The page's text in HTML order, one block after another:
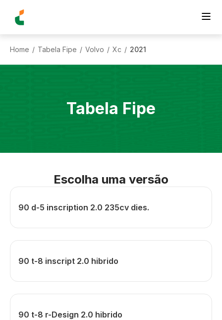
Home / Tabela Fipe / Volvo / Xc / 2021
Tabela Fipe
Escolha uma versão
90 d-5 inscription 2.0 235cv dies.
90 t-8 inscript 2.0 hibrido
90 t-8 r-Design 2.0 hibrido